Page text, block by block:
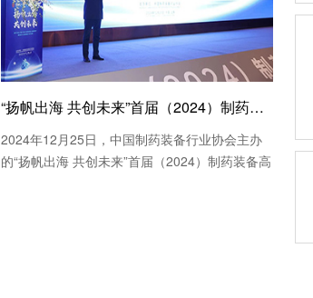
“扬帆出海 共创未来”首届（2024）制药装备高级研讨班成功举办
2024年12月25日，中国制药装备行业协会主办
的“扬帆出海 共创未来”首届（2024）制药装备高